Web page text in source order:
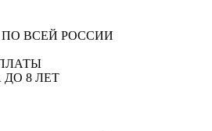
ВСЕЙ РОССИИ
ДО 8 ЛЕТ